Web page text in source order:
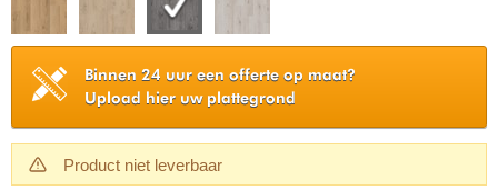
Binnen 24 uur een offerte op maat?
Upload hier uw plattegrond
Product niet leverbaar